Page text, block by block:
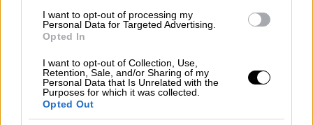
I want to opt-out of processing my
Personal Data for Targeted Advertising.
Opted In
I want to opt-out of Collection, Use,
Retention, Sale, and/or Sharing of my
Personal Data that Is Unrelated with the
Purposes for which it was collected.
Opted Out
Ελλάδα|18.06.2025 12:33
Φωτιά τώρα και στη Μαραθώνα:
Μήνυμα από το 112 - Επιχειρούν
εναέρια
Ελλάδα|18.06.2025 14:03